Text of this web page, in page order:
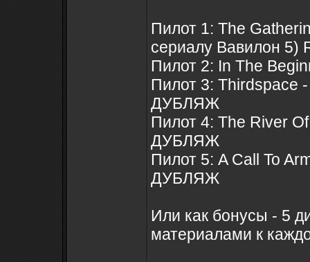
Пилот 1: The
сериалу Вавилон
Пилот 2: In The
Пилот 3: Thirdspace
ДУБЛЯЖ
Пилот 4: The River
ДУБЛЯЖ
Пилот 5: A Call To
ДУБЛЯЖ
Или как бонусы - 5
материалами к